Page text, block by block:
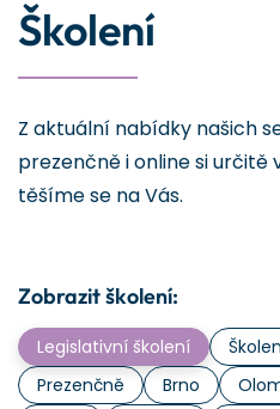
Školení
Z aktuální nabídky našich
prezenčně i online si určitě
těšíme se na Vás.
Zobrazit školení:
Legislativní školení
Prezenčně
Brno